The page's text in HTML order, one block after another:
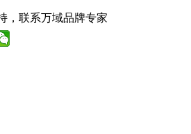
，联系万域品牌专家